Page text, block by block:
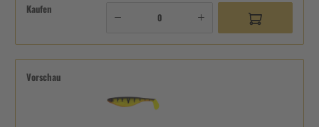
Kaufen
Vorschau